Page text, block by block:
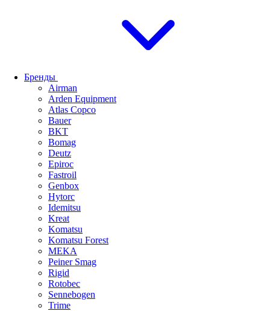
Бренды
Airman
Arden Equipment
Atlas Сopco
Bauer
BKT
Bomag
Deutz
Epiroc
Fastroil
Genbox
Hytorc
Idemitsu
Kreat
Komatsu
Komatsu Forest
MEKA
Peiner Smag
Rigid
Rotobec
Sennebogen
Trime